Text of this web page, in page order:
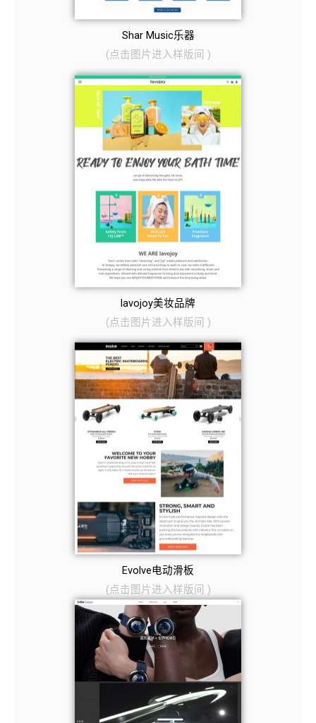
Shar Music乐器
(点击图片进入样版间 )
lavojoy美妆品牌
(点击图片进入样版间 )
Evolve电动滑板
(点击图片进入样版间 )